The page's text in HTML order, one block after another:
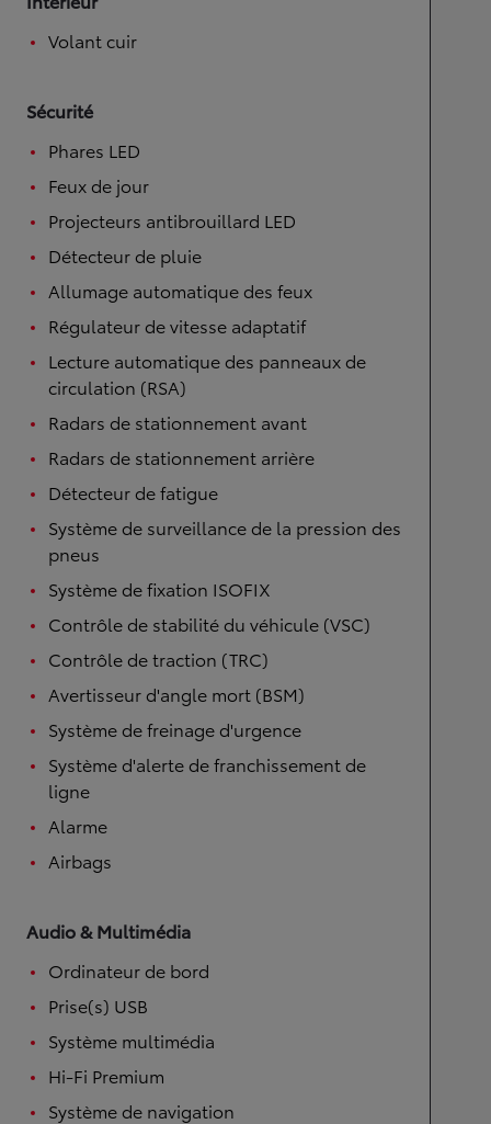
Volant cuir
Sécurité
Phares LED
Feux de jour
Projecteurs antibrouillard LED
Détecteur de pluie
Allumage automatique des feux
Régulateur de vitesse adaptatif
Lecture automatique des panneaux de
circulation (RSA)
Radars de stationnement avant
Radars de stationnement arrière
Détecteur de fatigue
Système de surveillance de la pression des
pneus
Système de fixation ISOFIX
Contrôle de stabilité du véhicule (VSC)
Contrôle de traction (TRC)
Avertisseur d'angle mort (BSM)
Système de freinage d'urgence
Système d'alerte de franchissement de
ligne
Alarme
Airbags
Audio & Multimédia
Ordinateur de bord
Prise(s) USB
Système multimédia
Hi-Fi Premium
Système de navigation